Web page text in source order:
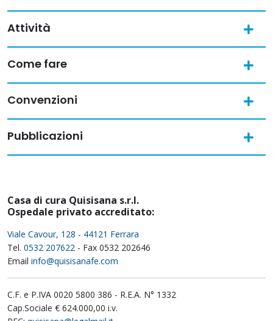
Attività
Come fare
Convenzioni
Pubblicazioni
Casa di cura Quisisana s.r.l.
Ospedale privato accreditato:
Viale Cavour, 128 - 44121 Ferrara
Tel. 0532 207622 - Fax 0532 202646
Email info@quisisanafe.com
C.F. e P.IVA 0020 5800 386 - R.E.A. N° 1332
Cap.Sociale € 624.000,00 i.v.